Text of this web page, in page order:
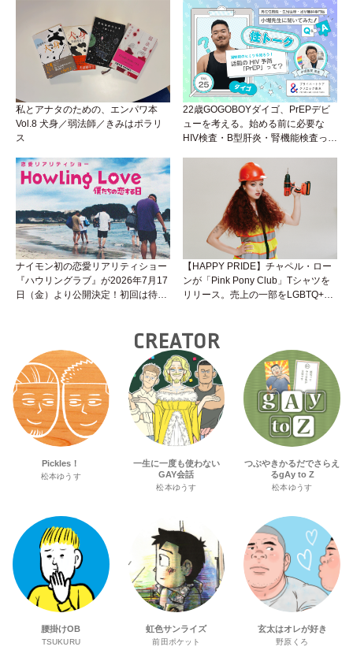
（Vol.26）
私とアナタのための、エンパワ本
Vol.8 犬身／弱法師／きみはポラリ
ス
22歳GOGOBOYダイゴ、PrEPデビ
ューを考える。始める前に必要な
HIV検査・B型肝炎・腎機能検査っ
性トーク～聞きにくいことは小堀先
生に聞けばイイ！（Vol.25）
ナイモン初の恋愛リアリティショー
『ハウリングラブ』が2026年7月17
日（金）より公開決定！初回は待望
【HAPPY PRIDE】チャペル・ロー
ンが「Pink Pony Club」Tシャツを
リリース。売上の一部をLGBTQ+＆
CREATOR
Pickles！
松本ゆうす
一生に一度も使わない
GAY会話
松本ゆうす
つぶやきかるだでさらえ
るgAy to Z
松本ゆうす
腰掛けOB
TSUKURU
虹色サンライズ
前田ポケット
玄太はオレが好き
野原くろ